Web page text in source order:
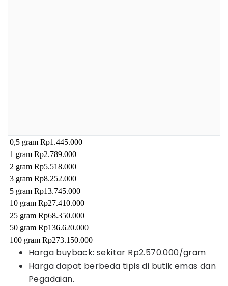
0,5 gram Rp1.445.000
1 gram Rp2.789.000
2 gram Rp5.518.000
3 gram Rp8.252.000
5 gram Rp13.745.000
10 gram Rp27.410.000
25 gram Rp68.350.000
50 gram Rp136.620.000
100 gram Rp273.150.000
Harga buyback: sekitar Rp2.570.000/gram
Harga dapat berbeda tipis di butik emas dan
Pegadaian.